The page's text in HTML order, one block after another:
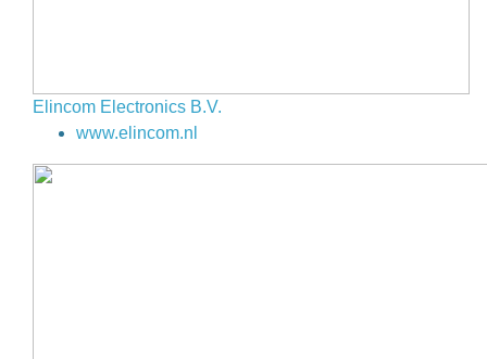
Elincom Electronics B.V.
www.elincom.nl